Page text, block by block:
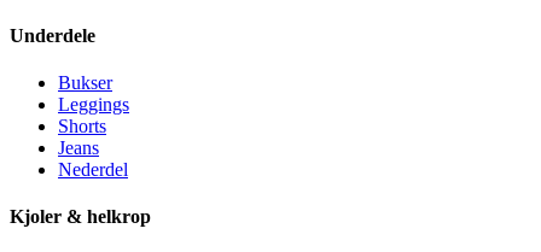
Underdele
Bukser
Leggings
Shorts
Jeans
Nederdel
Kjoler & helkrop